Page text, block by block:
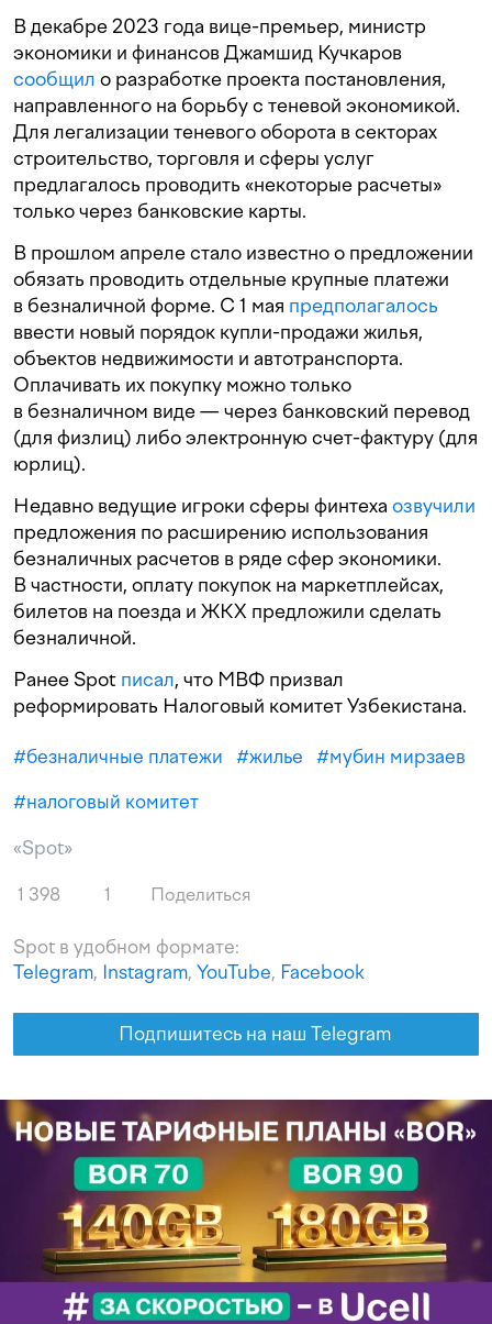
В декабре 2023 года вице-премьер, министр
экономики и финансов Джамшид Кучкаров
сообщил о разработке проекта постановления,
направленного на борьбу с теневой экономикой.
Для легализации теневого оборота в секторах
строительство, торговля и сферы услуг
предлагалось проводить «некоторые расчеты»
только через банковские карты.
В прошлом апреле стало известно о предложении
обязать проводить отдельные крупные платежи
в безналичной форме. С 1 мая предполагалось
ввести новый порядок купли-продажи жилья,
объектов недвижимости и автотранспорта.
Оплачивать их покупку можно только
в безналичном виде — через банковский перевод
(для физлиц) либо электронную счет-фактуру (для
юрлиц).
Недавно ведущие игроки сферы финтеха озвучили
предложения по расширению использования
безналичных расчетов в ряде сфер экономики.
В частности, оплату покупок на маркетплейсах,
билетов на поезда и ЖКХ предложили сделать
безналичной.
Ранее Spot писал, что МВФ призвал
реформировать Налоговый комитет Узбекистана.
#безналичные платежи #жилье #мубин мирзаев
#налоговый комитет
«Spot»
1 398 1 Поделиться
Spot в удобном формате:
Telegram, Instagram, YouTube, Facebook
Подпишитесь на наш Telegram